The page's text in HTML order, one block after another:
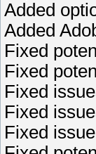
Added
Added
Fixed
Fixed
Fixed
Fixed
Fixed